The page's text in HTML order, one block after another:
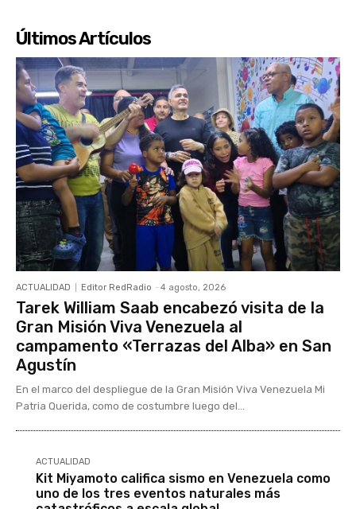
Últimos Artículos
ACTUALIDAD Editor RedRadio - 4 agosto, 2026
Tarek William Saab encabezó visita de la
Gran Misión Viva Venezuela al
campamento «Terrazas del Alba» en San
Agustín
En el marco del despliegue de la Gran Misión Viva Venezuela Mi
Patria Querida, como de costumbre luego del...
ACTUALIDAD
Kit Miyamoto califica sismo en Venezuela como
uno de los tres eventos naturales más